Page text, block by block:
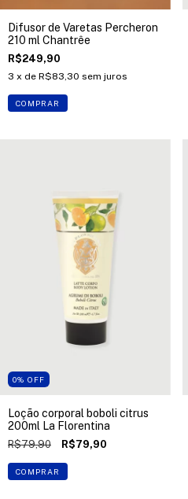
Difusor de Varetas Percheron
210 ml Chantrêe
R$249,90
3 x de R$83,30 sem juros
COMPRAR
0% OFF
Loção corporal boboli citrus
200ml La Florentina
R$79,90 R$79,90
COMPRAR